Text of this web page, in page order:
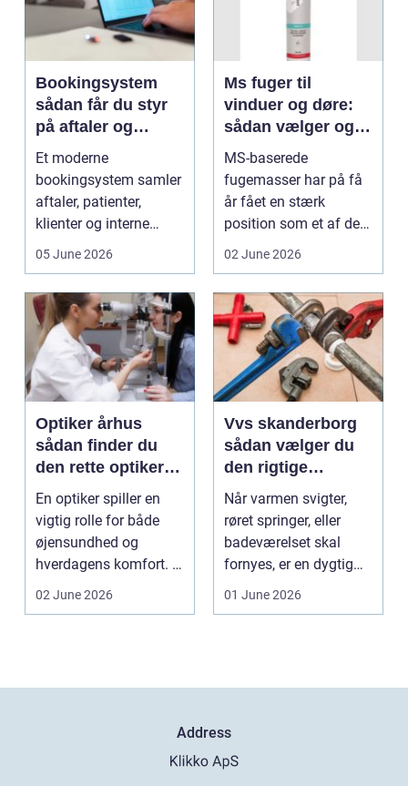
Bookingsystem
sådan får du styr
på aftaler og
arbejdsgange
Et moderne
bookingsystem samler
aftaler, patienter,
klienter og interne
arbejdsgange ét sted. I
05 June 2026
Ms fuger til
vinduer og døre:
sådan vælger og
bruger du dem
rigtigt
MS-baserede
fugemasser har på få
år fået en stærk
position som et af de
mest alsidige valg til
02 June 2026
Optiker århus
sådan finder du
den rette optiker i
byen
En optiker spiller en
vigtig rolle for både
øjensundhed og
hverdagens komfort. I
en by som Aarhus, h...
02 June 2026
Vvs skanderborg
sådan vælger du
den rigtige
installatør
Når varmen svigter,
røret springer, eller
badeværelset skal
fornyes, er en dygtig
VVS-installatør gu...
01 June 2026
Address